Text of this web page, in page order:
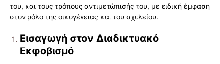
του, και τους τρόπους αντιμετώπισής του, με ειδική έμφαση
στον ρόλο της οικογένειας και του σχολείου.
Εισαγωγή στον Διαδικτυακό
Εκφοβισμό